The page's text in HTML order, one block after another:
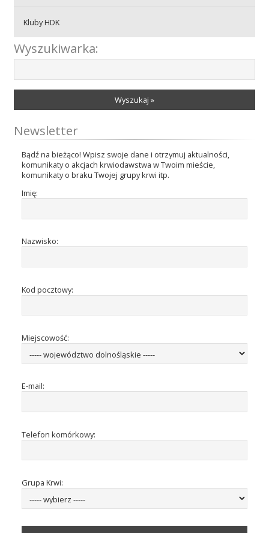
Kluby HDK
Wyszukiwarka:
Wyszukaj »
Newsletter
Bądź na bieżąco! Wpisz swoje dane i otrzymuj aktualności,
komunikaty o akcjach krwiodawstwa w Twoim mieście,
komunikaty o braku Twojej grupy krwi itp.
Imię:
Nazwisko:
Kod pocztowy:
Miejscowość:
E-mail:
Telefon komórkowy:
Grupa Krwi: